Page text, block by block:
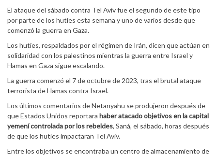
El ataque del sábado contra Tel Aviv fue el segundo de este tipo
por parte de los hutíes esta semana y uno de varios desde que
comenzó la guerra en Gaza.
Los hutíes, respaldados por el régimen de Irán, dicen que actúan en
solidaridad con los palestinos mientras la guerra entre Israel y
Hamas en Gaza sigue escalando.
La guerra comenzó el 7 de octubre de 2023, tras el brutal ataque
terrorista de Hamas contra Israel.
Los últimos comentarios de Netanyahu se produjeron después de
que Estados Unidos reportara haber atacado objetivos en la capital
yemení controlada por los rebeldes, Saná, el sábado, horas después
de que los hutíes impactaran Tel Aviv.
Entre los objetivos se encontraba un centro de almacenamiento de